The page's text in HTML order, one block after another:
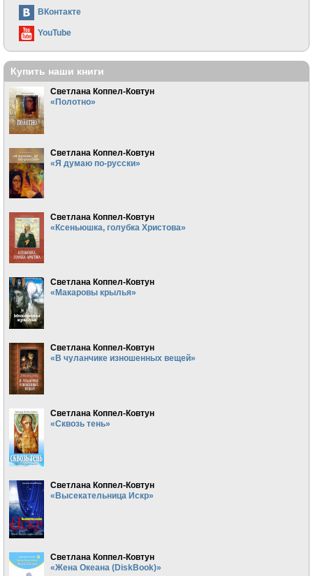
ВКонтакте
YouTube
Купить наши книги
Светлана Коппел-Ковтун
«Полотно»
Светлана Коппел-Ковтун
«Я думаю по-русски»
Светлана Коппел-Ковтун
«Ксеньюшка, голубка Христова»
Светлана Коппел-Ковтун
«Макаровы крылья»
Светлана Коппел-Ковтун
«В чуланчике изношенных вещей»
Светлана Коппел-Ковтун
«Сквозь тень»
Светлана Коппел-Ковтун
«Высекательница Искр»
Светлана Коппел-Ковтун
«Жена Океана (DiskBook)»